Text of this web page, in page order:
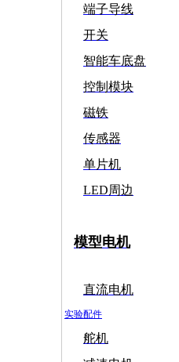
端子导线
开关
智能车底盘
控制模块
磁铁
传感器
单片机
LED周边
模型电机
直流电机
实验配件
舵机